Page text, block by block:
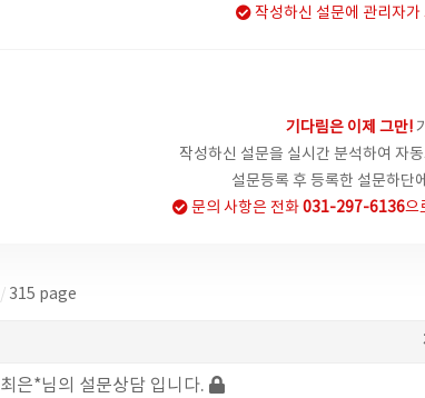
작성하신 설문에 관리자
기다림은 이제 그만!
작성하신 설문을 실시간 분석하여 자
설문등록 후 등록한 설문하단
문의 사항은 전화031-297-6136으
/315 page
최은*님의 설문상담 입니다.